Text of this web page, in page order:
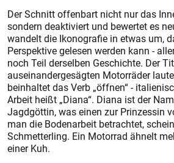
Der Schnitt offenbart nicht nur das
sondern deaktiviert und bewertet es
wandelt die Ikonografie in etwas um,
Perspektive gelesen werden kann -
noch Teil derselben ­Geschichte. Der
auseinandergesägten Motor­räder
beinhaltet das Verb „öffnen“ -
Arbeit heißt „Diana“. Diana ist der
Jagdgöttin, was einen zur Prinzessin
man die Bodenarbeit betrachtet,
Schmetterling. Ein Motorrad ähnelt
einer Kuh.